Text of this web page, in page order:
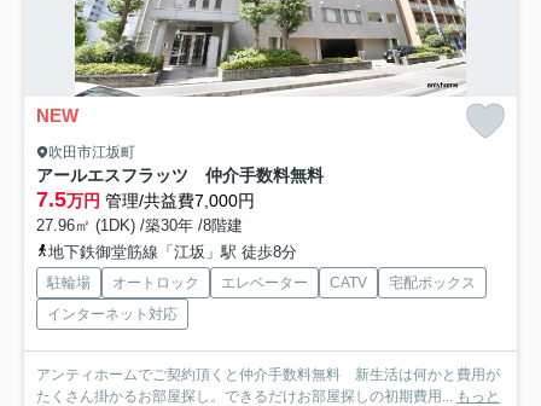
NEW
吹田市江坂町
アールエスフラッツ 仲介手数料無料
7.5万円 管理/共益費7,000円
27.96㎡ (1DK) /築30年 /8階建
地下鉄御堂筋線「江坂」駅 徒歩8分
駐輪場 オートロック エレベーター CATV
宅配ボックス
インターネット対応
アンティホームでご契約頂くと仲介手数料無料 新生活は何かと費用が
たくさん掛かるお部屋探し。できるだけお部屋探しの初期費用... もっと